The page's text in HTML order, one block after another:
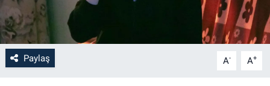
Paylaş A- A+